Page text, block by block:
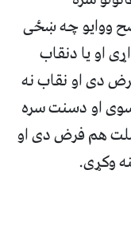
ووایو چه ښځی
او یا دنقاب
دی او نقاب نه
او دسنت سره
هم فرض دی او
وکړی.